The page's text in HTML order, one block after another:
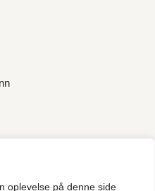
oplevelse på denne side